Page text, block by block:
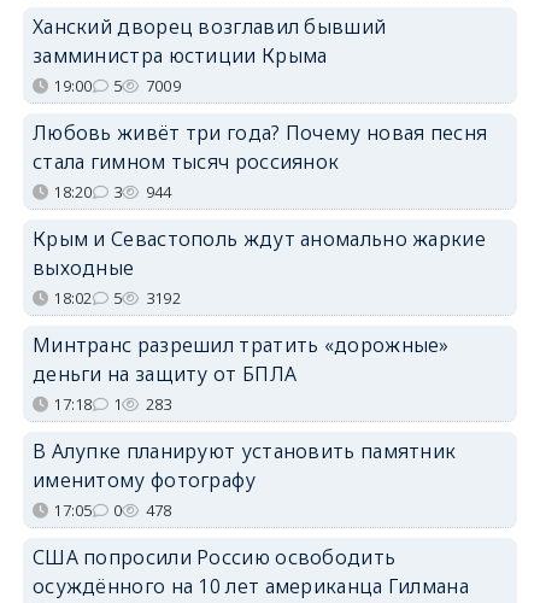
Ханский дворец возглавил бывший
замминистра юстиции Крыма
19:00 5 7009
Любовь живёт три года? Почему новая песня
стала гимном тысяч россиянок
18:20 3 944
Крым и Севастополь ждут аномально жаркие
выходные
18:02 5 3192
Минтранс разрешил тратить «дорожные»
деньги на защиту от БПЛА
17:18 1 283
В Алупке планируют установить памятник
именитому фотографу
17:05 0 478
США попросили Россию освободить
осуждённого на 10 лет американца Гилмана